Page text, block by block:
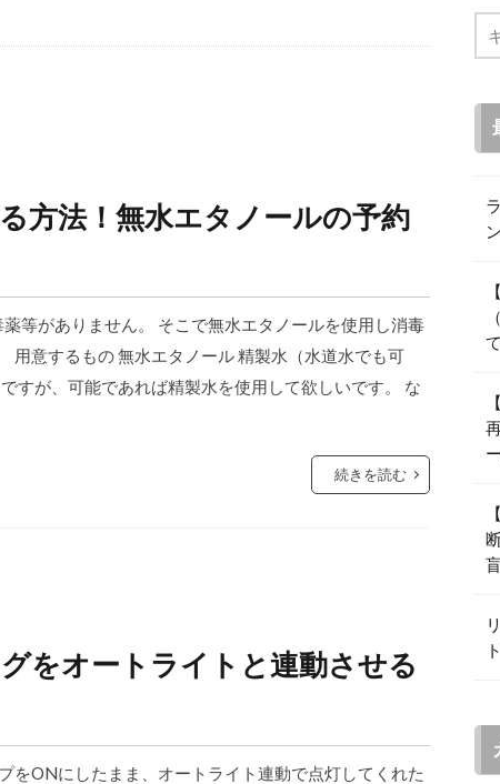
方法！無水エタノールの予約
等がありません。 そこで無水エタノールを使用し消毒
意するもの 無水エタノール 精製水（水道水でも可
すが、可能であれば精製水を使用して欲しいです。 な
続きを読む
をオートライトと連動させる
をONにしたまま、オートライト連動で点灯してくれた